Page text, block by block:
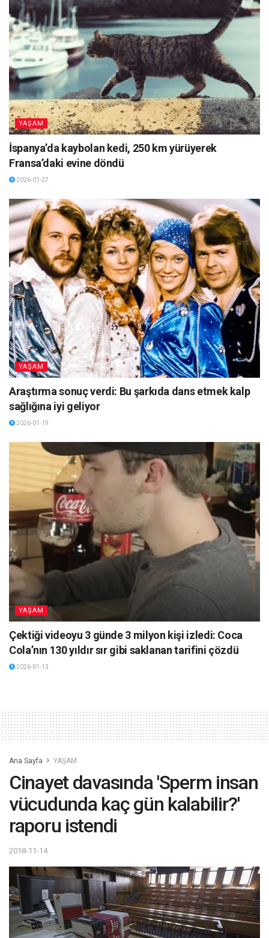
YAŞAM
İspanya’da kaybolan kedi, 250 km yürüyerek
Fransa’daki evine döndü
2026-01-27
YAŞAM
Araştırma sonuç verdi: Bu şarkıda dans etmek kalp
sağlığına iyi geliyor
2026-01-19
YAŞAM
Çektiği videoyu 3 günde 3 milyon kişi izledi: Coca
Cola’nın 130 yıldır sır gibi saklanan tarifini çözdü
2026-01-13
Ana Sayfa YAŞAM
Cinayet davasında 'Sperm insan
vücudunda kaç gün kalabilir?'
raporu istendi
2018-11-14